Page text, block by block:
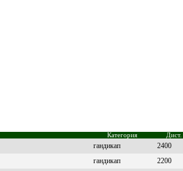
Категория Дист.
гандикап 2400
гандикап 2200